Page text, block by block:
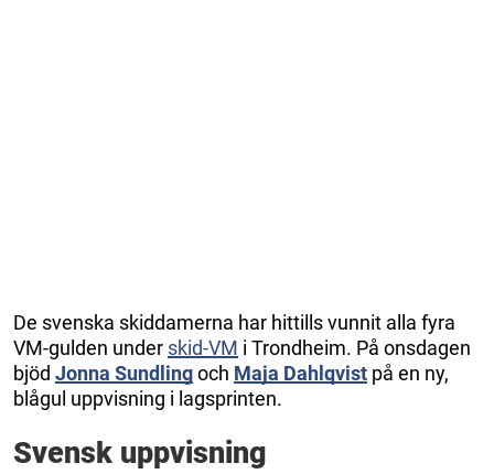
De svenska skiddamerna har hittills vunnit alla fyra
VM-gulden under skid-VM i Trondheim. På onsdagen
bjöd Jonna Sundlingoch Maja Dahlqvist på en ny,
blågul uppvisning i lagsprinten.
Svensk uppvisning